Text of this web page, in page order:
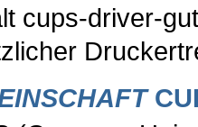
cups-driver-